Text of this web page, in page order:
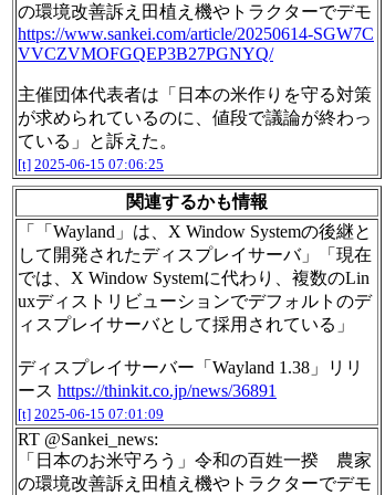
の環境改善訴え田植え機やトラクターでデモ
https://www.sankei.com/article/20250614-SGW7C
VVCZVMOFGQEP3B27PGNYQ/
主催団体代表者は「日本の米作りを守る対策
が求められているのに、値段で議論が終わっ
ている」と訴えた。
[t] 2025-06-15 07:06:25
関連するかも情報
「「Wayland」は、X Window Systemの後継と
して開発されたディスプレイサーバ」「現在
では、X Window Systemに代わり、複数のLin
uxディストリビューションでデフォルトのデ
ィスプレイサーバとして採用されている」
ディスプレイサーバー「Wayland 1.38」リリ
ース https://thinkit.co.jp/news/36891
[t] 2025-06-15 07:01:09
RT @Sankei_news:
「日本のお米守ろう」令和の百姓一揆 農家
の環境改善訴え田植え機やトラクターでデモ